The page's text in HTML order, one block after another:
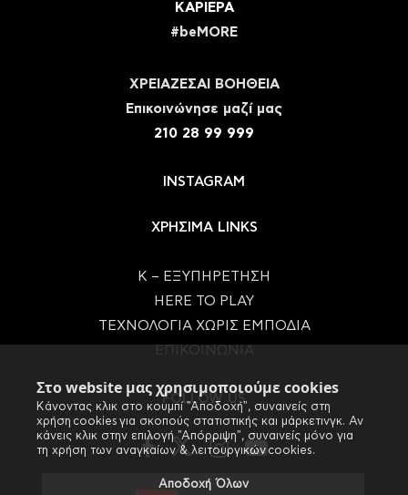
Στο website μας χρησιμοποιούμε cookies
Κάνοντας κλικ στο κουμπί "Αποδοχή", συναινείς στη
χρήση cookies για σκοπούς στατιστικής και μάρκετινγκ. Αν
κάνεις κλικ στην επιλογή "Απόρριψη", συναινείς μόνο για
τη χρήση των αναγκαίων & λειτουργικών cookies.
Αποδοχή Όλων
ΚΑΡΙΕΡΑ
#beMORE
ΧΡΕΙΑΖΕΣΑΙ ΒΟΗΘΕΙΑ
Eπικοινώνησε μαζί μας
210 28 99 999
INSTAGRAM
ΧΡΗΣΙΜΑ LINKS
Κ – ΕΞΥΠΗΡΕΤΗΣΗ
HERE TO PLAY
ΤΕΧΝΟΛΟΓΙΑ ΧΩΡΙΣ ΕΜΠΟΔΙΑ
FOLLOW US